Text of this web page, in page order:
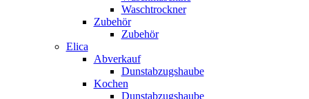
Waschtrockner
Zubehör
Zubehör
Elica
Abverkauf
Dunstabzugshaube
Kochen
Dunstabzugshaube